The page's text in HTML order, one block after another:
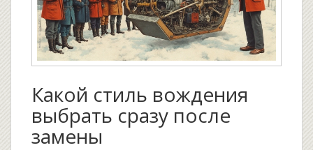
Какой стиль вождения
выбрать сразу после
замены